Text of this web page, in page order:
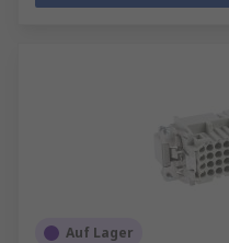
Auf Lager